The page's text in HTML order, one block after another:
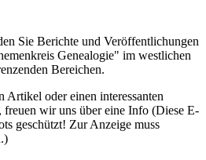
Sie Berichte und Veröffentlichungen
Genealogie" im westlichen
Bereichen.
Artikel oder einen interessanten
freuen wir uns über eine Info (Diese E-
geschützt! Zur Anzeige muss
)